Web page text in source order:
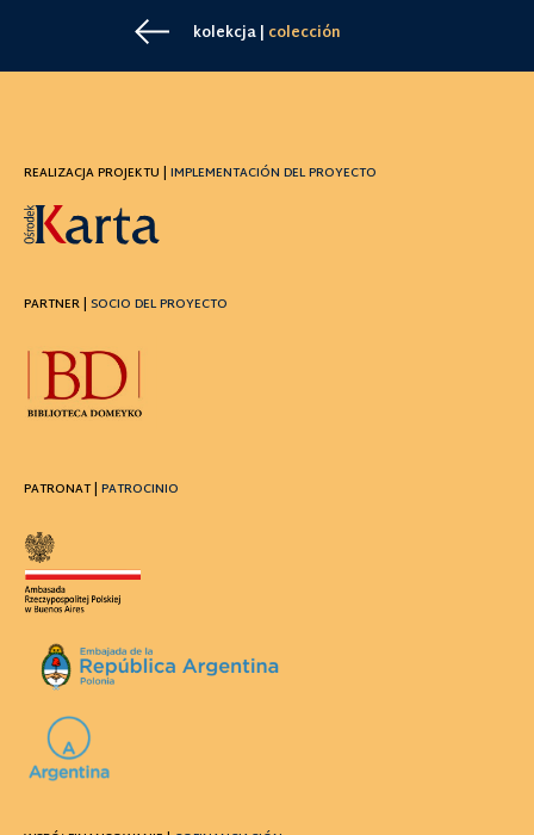
kolekcja | colección
REALIZACJA PROJEKTU | IMPLEMENTACIÓN DEL PROYECTO
PARTNER | SOCIO DEL PROYECTO
PATRONAT | PATROCINIO